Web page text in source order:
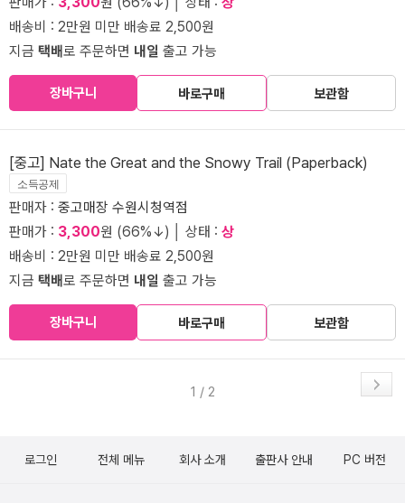
배송비 : 2만원 미만 배송료 2,500원
지금 택배로 주문하면 내일 출고 가능
장바구니 바로구매 보관함
[중고] Nate the Great and the Snowy Trail (Paperback)
소득공제
판매자 : 중고매장 수원시청역점
판매가 : 3,300원 (66%↓) │ 상태 : 상
배송비 : 2만원 미만 배송료 2,500원
지금 택배로 주문하면 내일 출고 가능
장바구니 바로구매 보관함
1 / 2
로그인 전체 메뉴 회사 소개 출판사 안내 PC 버전